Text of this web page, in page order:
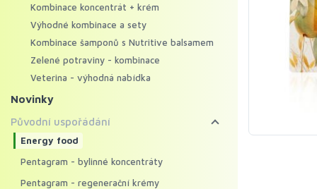
Kombinace koncentrát + krém
Výhodné kombinace a sety
Kombinace šamponů s Nutritive balsamem
Zelené potraviny - kombinace
Veterina - výhodná nabídka
Novinky
Původní uspořádání
Energy food
Pentagram - bylinné koncentráty
Pentagram - regenerační krémy